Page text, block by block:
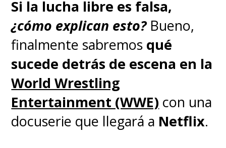
Logan Paul vs. AJ Styles
En otra lucha de relleno y de
cero coma cero importancia,
Logan Paul derrotó a AJ Styles,
seguro en algo que tenía
firmado desde antes.
Si la lucha libre es falsa,
¿cómo explican esto?Bueno,
finalmente sabremos qué
sucede detrás de escena en la
World Wrestling
Entertainment (WWE) con una
docuserie que llegará a Netflix.